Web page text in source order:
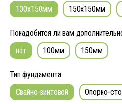
100x150мм
150x150мм
Понадобится ли вам
нет
100мм 150мм
Тип фундамента
Свайно-винтовой
Опорно-